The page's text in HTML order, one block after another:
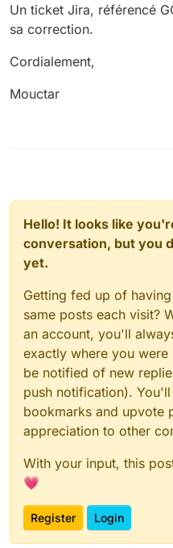
Un ticket Jira, référencé
sa correction.
Cordialement,
Mouctar
Hello! It looks like
conversation, but you
yet.
Getting fed up of
same posts each visit?
an account, you'll
exactly where you
be notified of new
push notification).
bookmarks and upvote
appreciation to other
With your input, this
💗
Register Login